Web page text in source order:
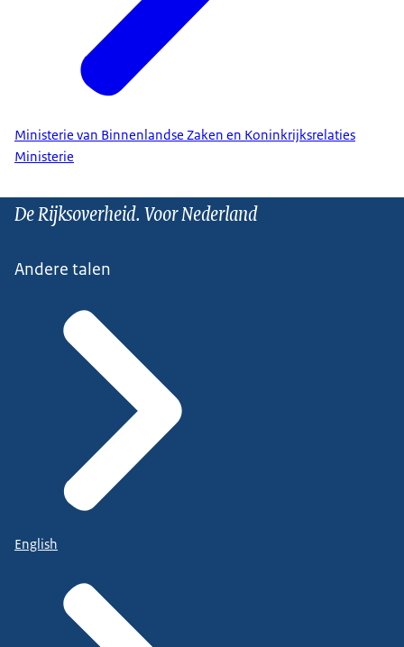
Ministerie van Binnenlandse Zaken en Koninkrijksrelaties
Ministerie
De Rijksoverheid. Voor Nederland
Andere talen
English